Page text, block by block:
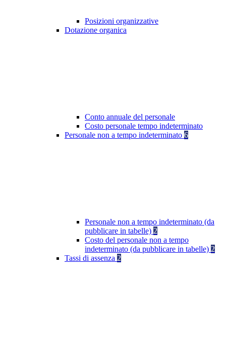
Posizioni organizzative
Dotazione organica
Conto annuale del personale
Costo personale tempo indeterminato
Personale non a tempo indeterminato 6
Personale non a tempo indeterminato (da
pubblicare in tabelle) 2
Costo del personale non a tempo
indeterminato (da pubblicare in tabelle) 2
Tassi di assenza 2